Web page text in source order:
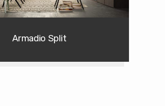
Armadio Split